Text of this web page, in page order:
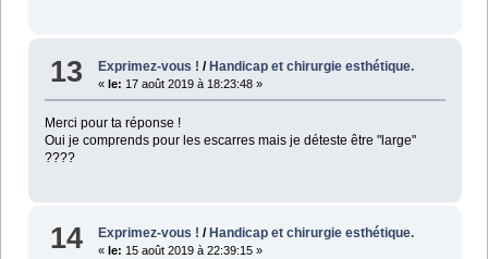
13 Exprimez-vous ! /Handicap et chirurgie esthétique.
«le: 17 août 2019 à 18:23:48 »
Merci pour ta réponse !
Oui je comprends pour les escarres mais je déteste être "large"
????
14 Exprimez-vous ! / Handicap et chirurgie esthétique.
«le: 15 août 2019 à 22:39:15 »